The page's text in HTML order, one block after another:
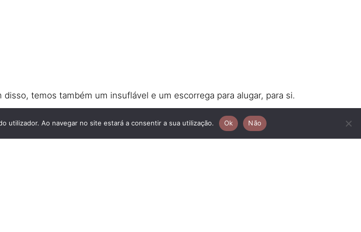
temos também um insuflável e um escorrega para alugar, para si.
de batismo, desde as mais simples, às mais elegantes e mais formais, até
utilizador. Ao navegar no site estará a consentir a sua utilização. Ok Não